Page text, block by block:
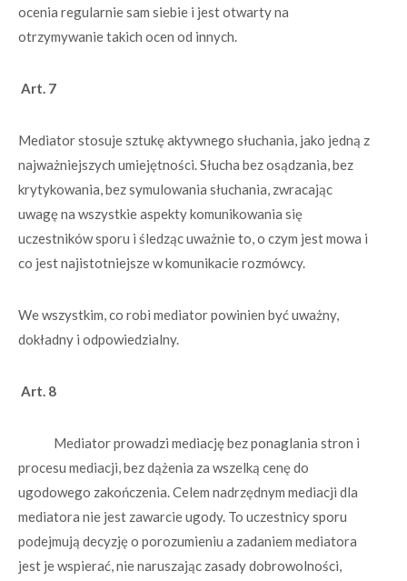
ocenia regularnie sam siebie i jest otwarty na
otrzymywanie takich ocen od innych.
Art. 7
Mediator stosuje sztukę aktywnego słuchania, jako jedną z
najważniejszych umiejętności. Słucha bez osądzania, bez
krytykowania, bez symulowania słuchania, zwracając
uwagę na wszystkie aspekty komunikowania się
uczestników sporu i śledząc uważnie to, o czym jest mowa i
co jest najistotniejsze w komunikacie rozmówcy.
We wszystkim, co robi mediator powinien być uważny,
dokładny i odpowiedzialny.
Art. 8
Mediator prowadzi mediację bez ponaglania stron i
procesu mediacji, bez dążenia za wszelką cenę do
ugodowego zakończenia. Celem nadrzędnym mediacji dla
mediatora nie jest zawarcie ugody. To uczestnicy sporu
podejmują decyzję o porozumieniu a zadaniem mediatora
jest je wspierać, nie naruszając zasady dobrowolności,